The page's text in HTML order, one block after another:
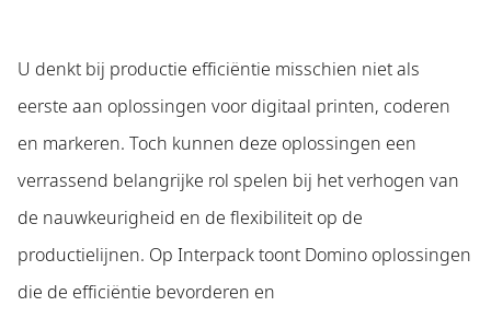
U denkt bij productie efficiëntie misschien niet als
eerste aan oplossingen voor digitaal printen, coderen
en markeren. Toch kunnen deze oplossingen een
verrassend belangrijke rol spelen bij het verhogen van
de nauwkeurigheid en de flexibiliteit op de
productielijnen. Op Interpack toont Domino oplossingen
die de efficiëntie bevorderen en